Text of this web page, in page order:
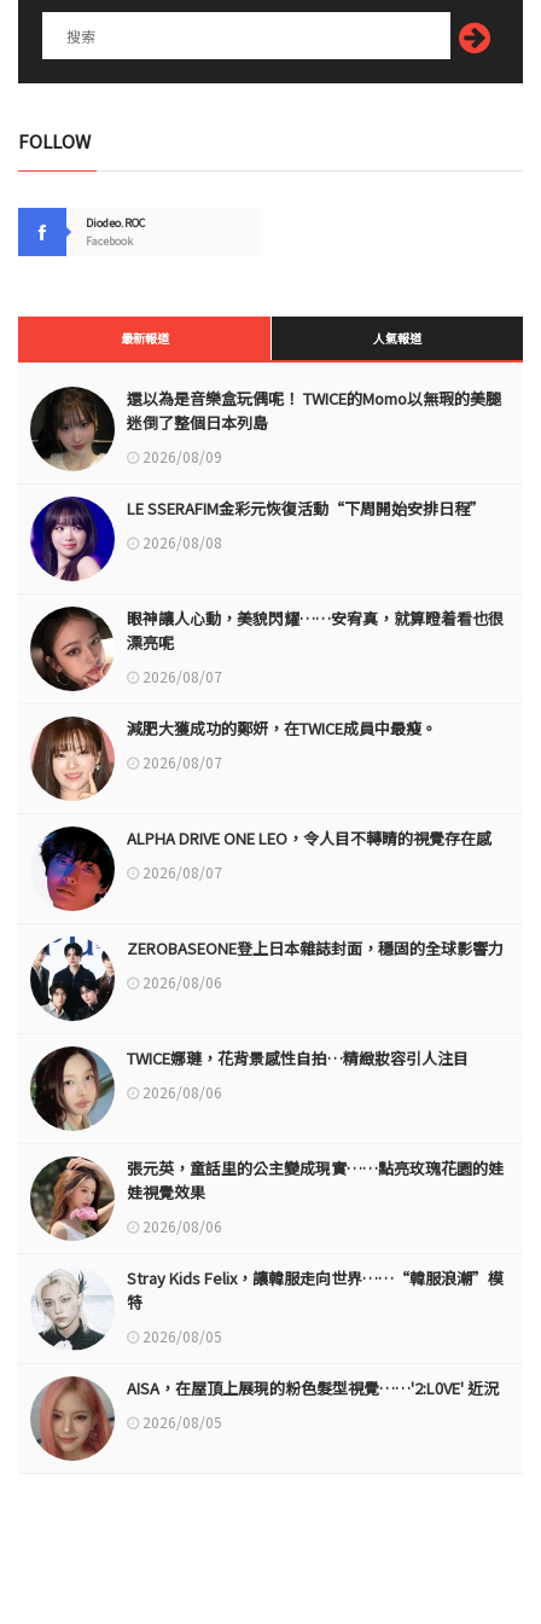
FOLLOW
Diodeo.ROC
Facebook
最新報道 人氣報道
還以為是音樂盒玩偶呢！ TWICE的Momo以無瑕的美腿
迷倒了整個日本列島
2026/08/09
LE SSERAFIM金彩元恢復活動“下周開始安排日程”
2026/08/08
眼神讓人心動，美貌閃耀……安宥真，就算瞪着看也很
漂亮呢
2026/08/07
減肥大獲成功的鄭妍，在TWICE成員中最瘦。
2026/08/07
ALPHA DRIVE ONE LEO，令人目不轉睛的視覺存在感
2026/08/07
ZEROBASEONE登上日本雜誌封面，穩固的全球影響力
2026/08/06
TWICE娜璉，花背景感性自拍…精緻妝容引人注目
2026/08/06
張元英，童話里的公主變成現實……點亮玫瑰花園的娃
娃視覺效果
2026/08/06
Stray Kids Felix，讓韓服走向世界……“韓服浪潮”模
特
2026/08/05
AISA，在屋頂上展現的粉色髮型視覺……'2:L0VE' 近況
2026/08/05